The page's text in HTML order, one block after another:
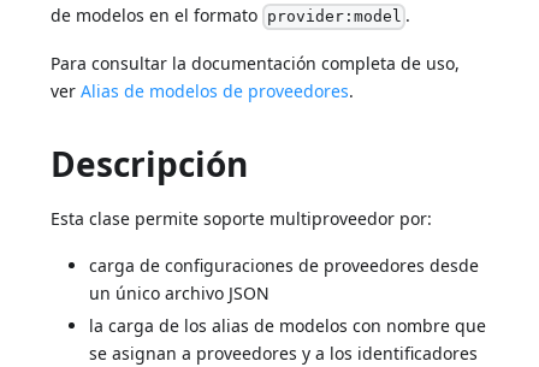
de modelos en el formato provider:model .
Para consultar la documentación completa de uso,
verAlias de modelos de proveedores.
Descripción
Esta clase permite soporte multiproveedor por:
carga de configuraciones de proveedores desde
un único archivo JSON
la carga de los alias de modelos con nombre que
se asignan a proveedores y a los identificadores